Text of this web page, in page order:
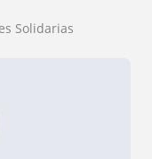
Solidarias